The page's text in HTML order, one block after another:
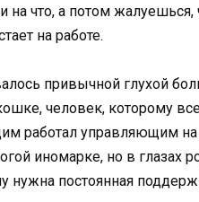
на что, а потом жалуешься,
на работе.
привычной глухой
человек, которому
работал управляющим
иномарке, но в глазах
нужна постоянная